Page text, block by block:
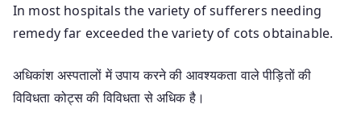
In most hospitals the variety of sufferers needing
remedy far exceeded the variety of cots obtainable.
अधिकांश अस्पतालों में उपाय करने की आवश्यकता वाले पीड़ितों की
विविधता कोट्स की विविधता से अधिक है।